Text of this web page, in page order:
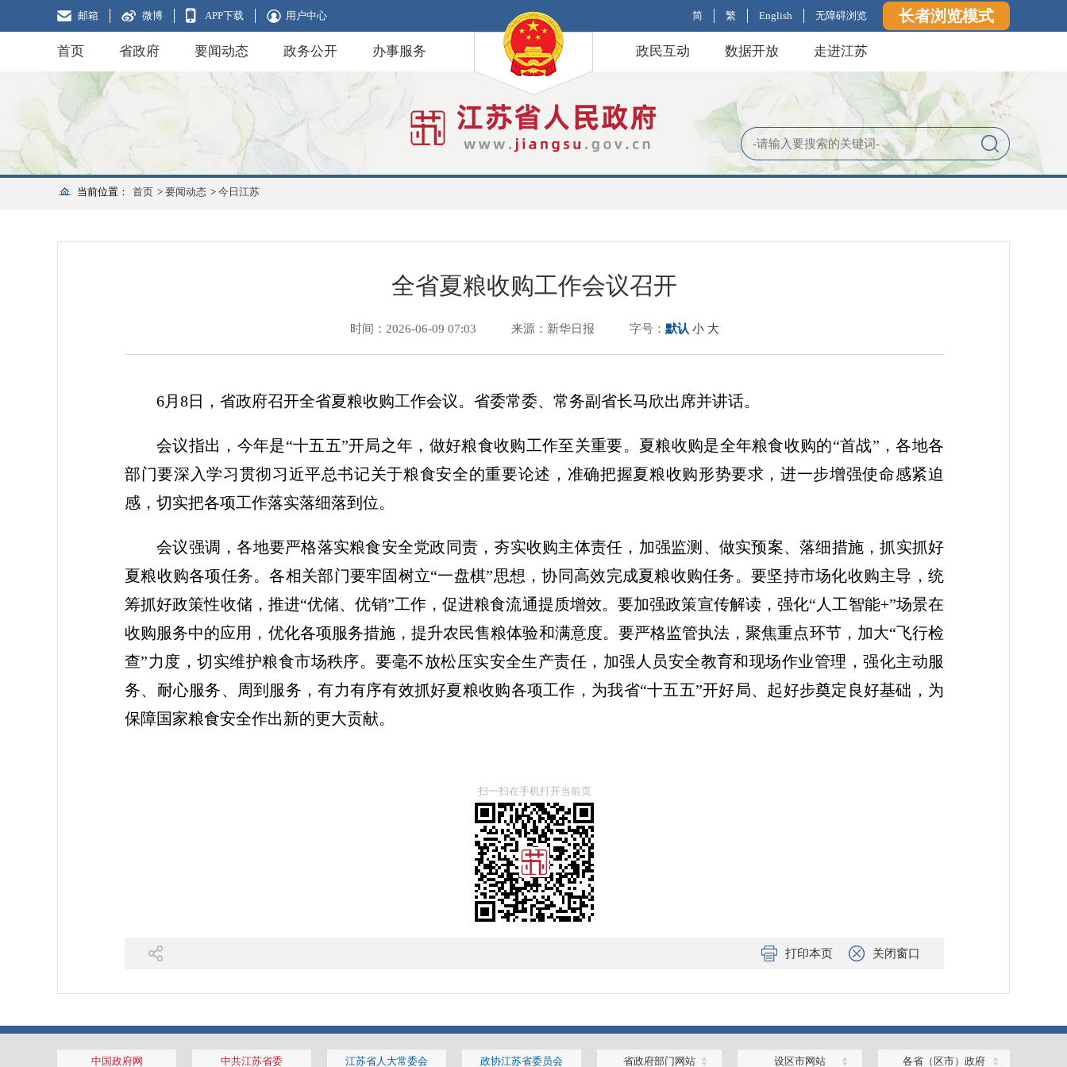
邮箱 微博 APP下载 用户中心 简 繁 English 无障碍浏览 长者浏览模式
首页 省政府 要闻动态 政务公开 办事服务 政民互动 数据开放 走进江苏
当前位置： 首页 > 要闻动态 > 今日江苏
全省夏粮收购工作会议召开
时间：2026-06-09 07:03 来源：新华日报 字号： 默认 小 大
6月8日，省政府召开全省夏粮收购工作会议。省委常委、常务副省长马欣出席并讲话。
会议指出，今年是“十五五”开局之年，做好粮食收购工作至关重要。夏粮收购是全年粮食收购的“首战”，各地各
部门要深入学习贯彻习近平总书记关于粮食安全的重要论述，准确把握夏粮收购形势要求，进一步增强使命感紧迫
感，切实把各项工作落实落细落到位。
会议强调，各地要严格落实粮食安全党政同责，夯实收购主体责任，加强监测、做实预案、落细措施，抓实抓好
夏粮收购各项任务。各相关部门要牢固树立“一盘棋”思想，协同高效完成夏粮收购任务。要坚持市场化收购主导，统
筹抓好政策性收储，推进“优储、优销”工作，促进粮食流通提质增效。要加强政策宣传解读，强化“人工智能+”场景在
收购服务中的应用，优化各项服务措施，提升农民售粮体验和满意度。要严格监管执法，聚焦重点环节，加大“飞行检
查”力度，切实维护粮食市场秩序。要毫不放松压实安全生产责任，加强人员安全教育和现场作业管理，强化主动服
务、耐心服务、周到服务，有力有序有效抓好夏粮收购各项工作，为我省“十五五”开好局、起好步奠定良好基础，为
保障国家粮食安全作出新的更大贡献。
扫一扫在手机打开当前页
打印本页 关闭窗口
中国政府网 中共江苏省委 江苏省人大常委会 政协江苏省委员会 省政府部门网站 设区市网站 各省（区市）政府